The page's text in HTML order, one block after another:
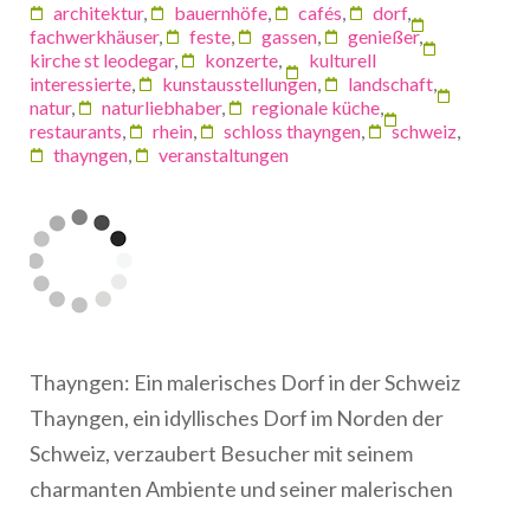
architektur, bauernhöfe, cafés, dorf,
fachwerkhäuser, feste, gassen, genießer,
kirche st leodegar, konzerte,
kulturell
interessierte, kunstausstellungen, landschaft,
natur, naturliebhaber, regionale küche,
restaurants, rhein, schloss thayngen, schweiz,
thayngen, veranstaltungen
Thayngen: Ein malerisches Dorf in der Schweiz
Thayngen, ein idyllisches Dorf im Norden der
Schweiz, verzaubert Besucher mit seinem
charmanten Ambiente und seiner malerischen